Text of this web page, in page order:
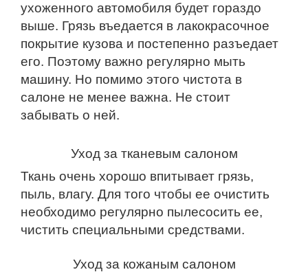
ухоженного автомобиля будет гораздо
выше. Грязь въедается в лакокрасочное
покрытие кузова и постепенно разъедает
его. Поэтому важно регулярно мыть
машину. Но помимо этого чистота в
салоне не менее важна. Не стоит
забывать о ней.
Уход за тканевым салоном
Ткань очень хорошо впитывает грязь,
пыль, влагу. Для того чтобы ее очистить
необходимо регулярно пылесосить ее,
чистить специальными средствами.
Уход за кожаным салоном